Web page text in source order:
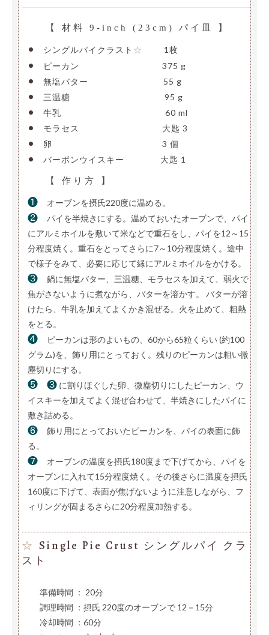
【 材料 9-inch (23cm) パイ皿 】
• シングルパイクラスト ☆ 1枚
• ピーカン 375 g
• 無塩バター 55 g
• 三温糖 95 g
• 牛乳 60 ml
• モラセス 大匙 3
• 卵 3 個
• バーボンウイスキー 大匙 1
【 作り方 】
❶ オーブンを摂氏220度に温める。
❷
パイを半焼きにする。温めておいたオーブンで、パイ
にアルミホイルを敷いて米などで重石をし、パイを12～15
分程度焼く。重石をとってさらに7～10分程度焼く。途中
で様子をみて、必要に応じて縁にアルミホイルをかける。
❸
鍋に無塩バター、三温糖、モラセスを加えて、弱火で
焦がさないように煮ながら、バターを溶かす。 バターが溶
けたら、牛乳を加えてよくかき混ぜる。火を止めて、粗熱
をとる。
❹
ピーカンは形のよいもの、60から65粒くらい (約100
グラム)を、飾り用にとっておく。残りのピーカンは粗い微
塵切りにする。
❺ ❸ に割りほぐした卵、微塵切りにしたピーカン、ウ
イスキーを加えてよく混ぜ合わせて、半焼きにしたパイに
敷き詰める。
❻
飾り用にとっておいたピーカンを、パイの表面に飾
る。
❼
オーブンの温度を摂氏180度まで下げてから、パイを
オーブンに入れて15分程度焼く。その後さらに温度を摂氏
160度に下げて、表面が焦げないように注意しながら、フ
ィリングが固まるさらに20分程度加熱する。
☆
Single Pie Crust シングルパイ クラ
スト
準備時間 ： 20分
調理時間 ：摂氏 220度のオーブンで 12－15分
冷却時間 ：60分